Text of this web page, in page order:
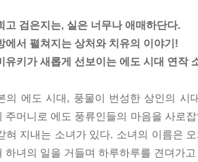
혀, 오치카는 가슴에 손을 댔다. 의도하
동이 전해져 온다. 거기에 분노가 섞여 있
씨에게, 악의가 있었으리라고는 생각하
는 나는 게로구나. 그런 얼굴을 하고 있
다며, 타인이 손쉽게 옆으로 치워버리기
고 검은지는, 실은 너무나 애매하단다.
에서 펼쳐지는 상처와 치유의 이야기!
유키가 새롭게 선보이는 에도 시대 연작
의 에도 시대, 풍물이 번성한 상인의 시
주머니로 에도 풍류인들의 마음을 사로
혀 지내는 소녀가 있다. 소녀의 이름은
하녀의 일을 거들며 하루하루를 견뎌가